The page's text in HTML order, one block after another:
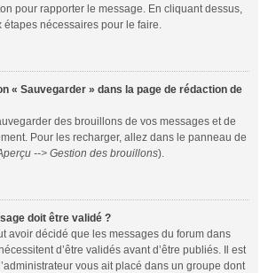
pour rapporter le message. En cliquant dessus,
nécessaires pour le faire.
« Sauvegarder » dans la page de rédaction de
des brouillons de vos messages et de
Pour les recharger, allez dans le panneau de
--> Gestion des brouillons).
doit être validé ?
avoir décidé que les messages du forum dans
d’être validés avant d’être publiés. Il est
vous ait placé dans un groupe dont